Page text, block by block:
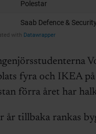
fyra och IKEA
förra året har
år tillbaka rankas